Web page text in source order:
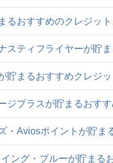
るおすすめのクレジット
スティフライヤーが貯
貯まるおすすめクレジ
ジプラスが貯まるおす
・Aviosポイントが貯ま
ング・ブルーが貯まる